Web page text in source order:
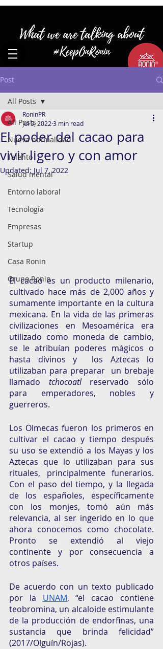
Post
All Posts
Nueva normalidad
Talento
Salud mental
Entorno laboral
Tecnología
Empresas
Startup
Casa Ronin
Grupo Ronin
All Posts
El poder del cacao para
vivir ligero y con amor
RoninPR
Jul 5, 2022 3 min read
Updated: Jul 7, 2022
El cacao es un producto milenario,
cultivado hace más de 2,000 años y
sumamente importante en la cultura
mexicana. En la vida de las primeras
civilizaciones en Mesoamérica era
utilizado como moneda de cambio,
se le atribuían poderes mágicos o
hasta divinos y  los Aztecas lo
utilizaban para preparar  un brebaje
llamado tchocoatl reservado sólo
para emperadores, nobles y
guerreros.
Los Olmecas fueron los primeros en
cultivar el cacao y tiempo después
su uso se extendió a los Mayas y los
Aztecas que lo utilizaban para sus
rituales, principalmente funerarios.
Con el paso del tiempo, y la llegada
de los españoles, específicamente
con los monjes, tomó aún más
relevancia, al ser ingerido en lo que
ahora conocemos como chocolate.
Pronto se extendió al viejo
continente y por consecuencia a
otros países.
De acuerdo con un texto publicado
por la UNAM, “el cacao contiene
teobromina, un alcaloide estimulante
de la producción de endorfinas, una
sustancia que brinda felicidad”
(2017/Olguín/Rojas).